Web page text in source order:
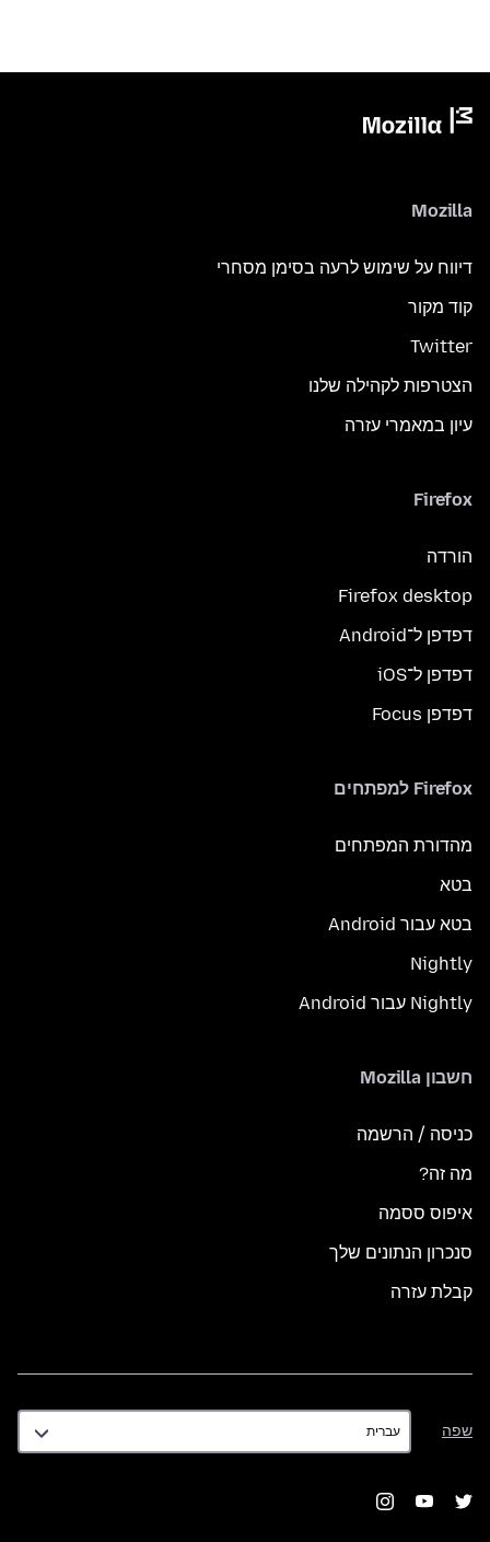
Mozilla
דיווח על שימוש לרעה בסימן מסחרי
קוד מקור
Twitter
הצטרפות לקהילה שלנו
עיון במאמרי עזרה
Firefox
הורדה
Firefox desktop
דפדפן ל־Android
דפדפן ל־iOS
דפדפן Focus
Firefox למפתחים
מהדורת המפתחים
בטא
בטא עבור Android
Nightly
Nightly עבור Android
חשבון Mozilla
כניסה / הרשמה
מה זה?
איפוס ססמה
סנכרון הנתונים שלך
קבלת עזרה
שפה
שפה